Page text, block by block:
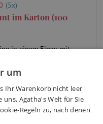
(5x)
im Karton (100
in einem Eimer mit
befinden sich
Würfel.
um
Ihr Warenkorb nicht leer
Agatha's Welt für Sie
Regeln zu, nach denen